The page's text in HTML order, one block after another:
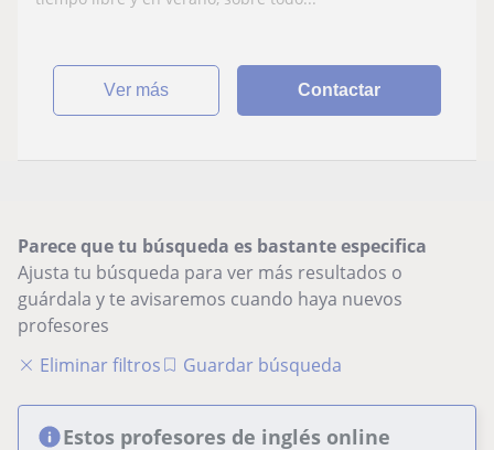
ver más Contactar
Parece que tu búsqueda es bastante especifica
Ajusta tu búsqueda para ver más resultados o
guárdala y te avisaremos cuando haya nuevos
profesores
Eliminar filtros
Guardar búsqueda
Estos profesores de inglés online